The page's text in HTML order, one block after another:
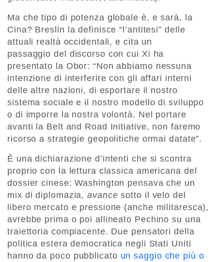
Ma che tipo di potenza globale è, e sarà, la
Cina? Breslin la definisce “l’antitesi” delle
attuali realtà occidentali, e cita un
passaggio del discorso con cui Xi ha
presentato la Obor: “Non abbiamo nessuna
intenzione di interferire con gli affari interni
delle altre nazioni, di esportare il nostro
sistema sociale e il nostro modello di sviluppo
o di imporre la nostra volontà. Nel portare
avanti la Belt and Road Initiative, non faremo
ricorso a strategie geopolitiche ormai datate”.
È una dichiarazione d’intenti che si scontra
proprio con la lettura classica americana del
dossier cinese: Washington pensava che un
mix di diplomazia,avance sotto il velo del
libero mercato e pressione (anche militaresca),
avrebbe prima o poi allineato Pechino su una
traiettoria compiacente. Due pensatori della
politica estera democratica negli Stati Uniti
hanno da poco pubblicato un saggio che più o